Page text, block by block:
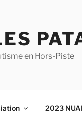
en Hors-Piste
2023